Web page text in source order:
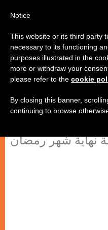
والمسلمين لبناء
العدالة والسلام
نهاية شهر رمضان
Notice
This website or its third party
necessary to its functioning
purposes illustrated in the
more or withdraw your
please refer to the cookie
By closing this banner,
continuing to browse